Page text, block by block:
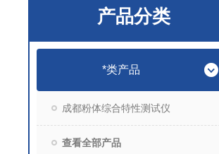
产品分类
*类产品
成都粉体综合特性测试仪
查看全部产品